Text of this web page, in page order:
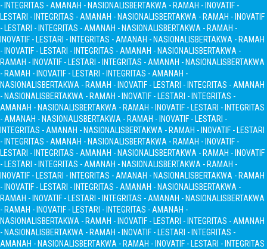
- INTEGRITAS - AMANAH - NASIONALISBERTAKWA - RAMAH - INOVATIF -
LESTARI - INTEGRITAS - AMANAH - NASIONALISBERTAKWA - RAMAH - INOVATIF
- LESTARI - INTEGRITAS - AMANAH - NASIONALISBERTAKWA - RAMAH -
INOVATIF - LESTARI - INTEGRITAS - AMANAH - NASIONALISBERTAKWA - RAMAH
- INOVATIF - LESTARI - INTEGRITAS - AMANAH - NASIONALISBERTAKWA -
RAMAH - INOVATIF - LESTARI - INTEGRITAS - AMANAH - NASIONALISBERTAKWA
- RAMAH - INOVATIF - LESTARI - INTEGRITAS - AMANAH -
NASIONALISBERTAKWA - RAMAH - INOVATIF - LESTARI - INTEGRITAS - AMANAH
- NASIONALISBERTAKWA - RAMAH - INOVATIF - LESTARI - INTEGRITAS -
AMANAH - NASIONALISBERTAKWA - RAMAH - INOVATIF - LESTARI - INTEGRITAS
- AMANAH - NASIONALISBERTAKWA - RAMAH - INOVATIF - LESTARI -
INTEGRITAS - AMANAH - NASIONALISBERTAKWA - RAMAH - INOVATIF - LESTARI
- INTEGRITAS - AMANAH - NASIONALISBERTAKWA - RAMAH - INOVATIF -
LESTARI - INTEGRITAS - AMANAH - NASIONALISBERTAKWA - RAMAH - INOVATIF
- LESTARI - INTEGRITAS - AMANAH - NASIONALISBERTAKWA - RAMAH -
INOVATIF - LESTARI - INTEGRITAS - AMANAH - NASIONALISBERTAKWA - RAMAH
- INOVATIF - LESTARI - INTEGRITAS - AMANAH - NASIONALISBERTAKWA -
RAMAH - INOVATIF - LESTARI - INTEGRITAS - AMANAH - NASIONALISBERTAKWA
- RAMAH - INOVATIF - LESTARI - INTEGRITAS - AMANAH -
NASIONALISBERTAKWA - RAMAH - INOVATIF - LESTARI - INTEGRITAS - AMANAH
- NASIONALISBERTAKWA - RAMAH - INOVATIF - LESTARI - INTEGRITAS -
AMANAH - NASIONALISBERTAKWA - RAMAH - INOVATIF - LESTARI - INTEGRITAS